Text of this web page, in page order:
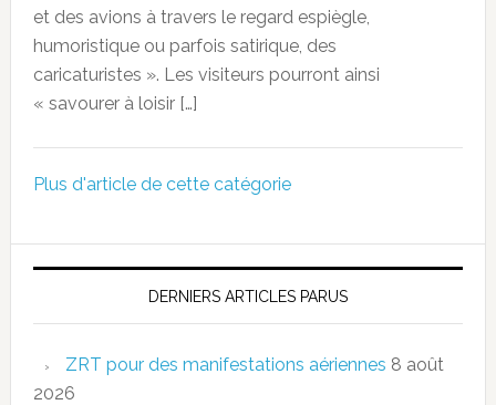
et des avions à travers le regard espiègle,
humoristique ou parfois satirique, des
caricaturistes ». Les visiteurs pourront ainsi
« savourer à loisir […]
Plus d'article de cette catégorie
DERNIERS ARTICLES PARUS
ZRT pour des manifestations aériennes 8 août
2026